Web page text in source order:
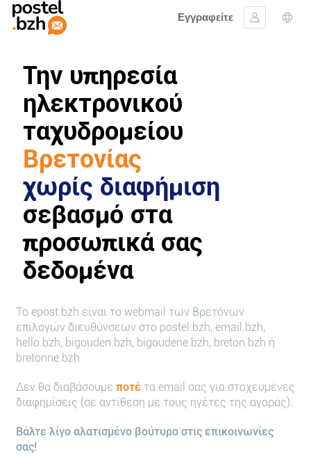
Εγγραφείτε
Συνδεθείτε
Την υπηρεσία
ηλεκτρονικού
ταχυδρομείου
Βρετονίας
χωρίς διαφήμιση
σεβασμό στα
προσωπικά σας
δεδομένα
Το epost.bzh είναι το webmail των Βρετόνων
επιλογών διευθύνσεων στο postel.bzh, email.bzh,
hello.bzh, bigouden.bzh, bigoudene.bzh, breton.bzh ή
bretonne.bzh
Δεν θα διαβάσουμε ποτέ τα email σας για στοχευμένες
διαφημίσεις (σε αντίθεση με τους ηγέτες της αγοράς).
Βάλτε λίγο αλατισμένο βούτυρο στις επικοινωνίες
σας!